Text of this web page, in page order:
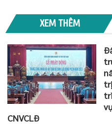
XEM THÊM
CNVCLĐ